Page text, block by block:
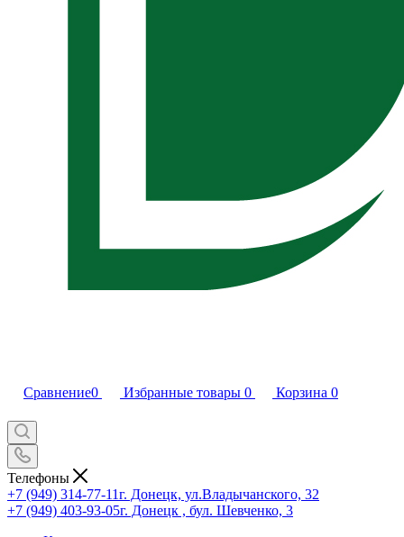
Сравнение0 Избранные товары 0 Корзина 0
Телефоны
+7 (949) 314-77-11г. Донецк, ул.Владычанского, 32
+7 (949) 403-93-05г. Донецк , бул. Шевченко, 3